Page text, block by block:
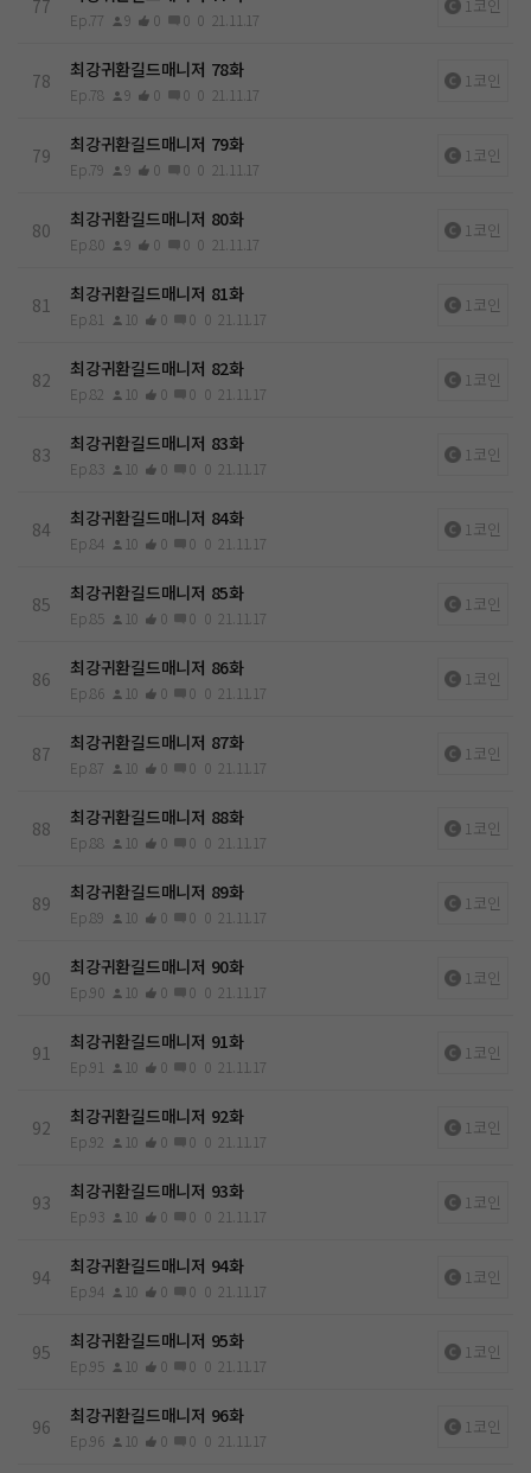
77
Ep.77 9 0 0 0 21.11.17
1코인
78 최강귀환길드매니저 78화
Ep.78 9 0 0 0 21.11.17
1코인
79 최강귀환길드매니저 79화
Ep.79 9 0 0 0 21.11.17
1코인
80 최강귀환길드매니저 80화
Ep.80 9 0 0 0 21.11.17
1코인
81 최강귀환길드매니저 81화
Ep.81 10 0 0 0 21.11.17
1코인
82 최강귀환길드매니저 82화
Ep.82 10 0 0 0 21.11.17
1코인
83 최강귀환길드매니저 83화
Ep.83 10 0 0 0 21.11.17
1코인
84 최강귀환길드매니저 84화
Ep.84 10 0 0 0 21.11.17
1코인
85 최강귀환길드매니저 85화
Ep.85 10 0 0 0 21.11.17
1코인
86 최강귀환길드매니저 86화
Ep.86 10 0 0 0 21.11.17
1코인
87 최강귀환길드매니저 87화
Ep.87 10 0 0 0 21.11.17
1코인
88 최강귀환길드매니저 88화
Ep.88 10 0 0 0 21.11.17
1코인
89 최강귀환길드매니저 89화
Ep.89 10 0 0 0 21.11.17
1코인
90 최강귀환길드매니저 90화
Ep.90 10 0 0 0 21.11.17
1코인
91 최강귀환길드매니저 91화
Ep.91 10 0 0 0 21.11.17
1코인
92 최강귀환길드매니저 92화
Ep.92 10 0 0 0 21.11.17
1코인
93 최강귀환길드매니저 93화
Ep.93 10 0 0 0 21.11.17
1코인
94 최강귀환길드매니저 94화
Ep.94 10 0 0 0 21.11.17
1코인
95 최강귀환길드매니저 95화
Ep.95 10 0 0 0 21.11.17
1코인
96 최강귀환길드매니저 96화
Ep.96 10 0 0 0 21.11.17
1코인